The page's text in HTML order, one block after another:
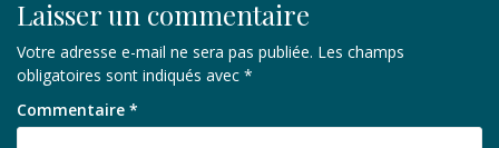
Laisser un commentaire
Votre adresse e-mail ne sera pas publiée. Les champs
obligatoires sont indiqués avec *
Commentaire *